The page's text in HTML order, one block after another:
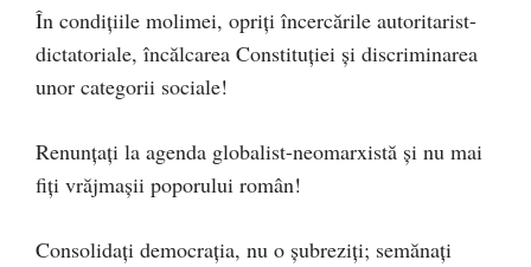
În condițiile molimei, opriți încercările autoritarist-
dictatoriale, încălcarea Constituției și discriminarea
unor categorii sociale!
Renunțați la agenda globalist-neomarxistă și nu mai
fiți vrăjmașii poporului român!
Consolidați democrația, nu o șubreziți; semănați